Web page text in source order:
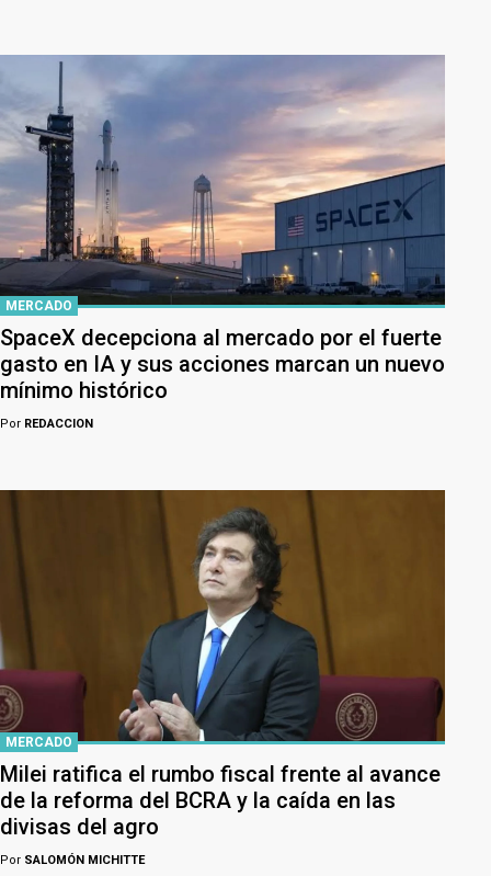
MERCADO
SpaceX decepciona al mercado por el fuerte
gasto en IA y sus acciones marcan un nuevo
mínimo histórico
Por REDACCION
MERCADO
Milei ratifica el rumbo fiscal frente al avance
de la reforma del BCRA y la caída en las
divisas del agro
Por SALOMÓN MICHITTE